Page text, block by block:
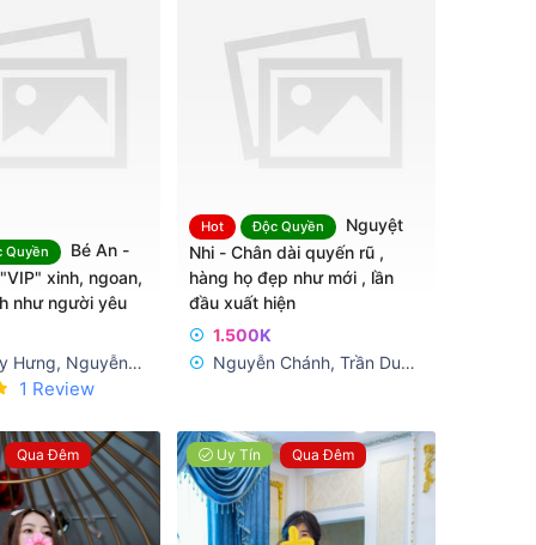
Quyền
Bé An -
xinh, ngoan,
như người yêu
Hưng, Nguyễn
5
x
ế
p
h
ạ
n
g
1 Review
Hot Độc Quyền
Nguyệt
Nhi - Chân dài quyến rũ ,
hàng họ đẹp như mới , lần
đầu xuất hiện
1.500K
Nguyễn Chánh, Trần Duy
Qua Đêm Uy Tín Qua Đêm